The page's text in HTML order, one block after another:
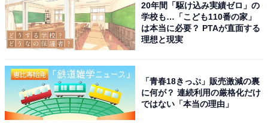
20年間「駆け込み実績ゼロ」の
学校も…「こども110番の家」
は本当に必要？ PTAが直面する
理想と現実
「青春18きっぷ」販売激減の裏
に何が？ 連続利用の厳格化だけ
ではない「本当の理由」